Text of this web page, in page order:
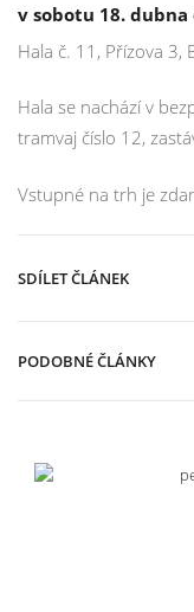
v sobotu 18. dubna
Hala č. 11, Přízova 3,
Hala se nachází v
tramvaj číslo 12,
Vstupné na trh je
SDÍLET ČLÁNEK
PODOBNÉ ČLÁNKY